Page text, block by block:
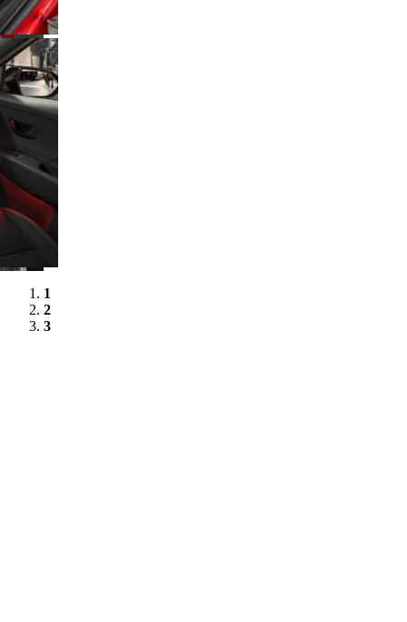
1
2
3